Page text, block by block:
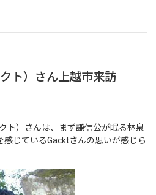
ト）さん上越市来訪
ト）さんは、まず謙信公が眠る林泉
じているGacktさんの思いが感じら